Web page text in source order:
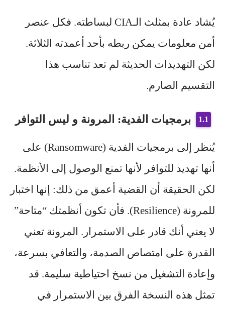
يُشاد عادة بمثلث الـCIA لبساطته. فكل عنصر
أمن معلومات يمكن ربطه بأحد أعمدته الثلاثة.
لكن التهديدات الحديثة لم تعد تناسب هذا
التقسيم الصارم.
برمجيات الفدية: المرونة و ليس التوافر
يُنظر إلى برمجيات الفدية (Ransomware) على
أنها تهديد للتوافر لأنها تمنع الوصول إلى الأنظمة.
لكن الحقيقة أن القضية أعمق من ذلك: إنها اختبار
للمرونة (Resilience). فأن تكون أنظمتك “متاحة”
لا يعني أنك قادر على الاستمرار. المرونة تعني
القدرة على امتصاص الصدمة، والتعافي بسرعة،
وإعادة التشغيل من نسخ احتياطية سليمة. قد
تمثل هذه النسخة الفرق بين الاستمرار في